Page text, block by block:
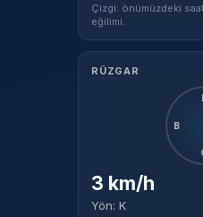
Çizgi: önümüzdeki
eğilimi.
RÜZGAR
B
3 km/h
Yön: K